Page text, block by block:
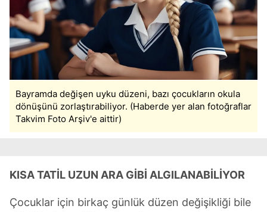
Bayramda değişen uyku düzeni, bazı çocukların okula
dönüşünü zorlaştırabiliyor. (Haberde yer alan fotoğraflar
Takvim Foto Arşiv'e aittir)
KISA TATİL UZUN ARA GİBİ ALGILANABİLİYOR
Çocuklar için birkaç günlük düzen değişikliği bile